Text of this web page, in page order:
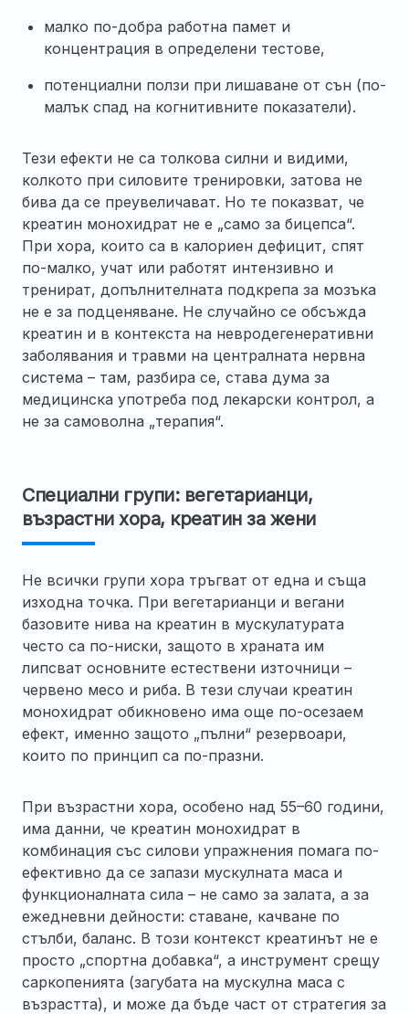
малко по-добра работна памет и
концентрация в определени тестове,
потенциални ползи при лишаване от сън (по-
малък спад на когнитивните показатели).
Тези ефекти не са толкова силни и видими,
колкото при силовите тренировки, затова не
бива да се преувеличават. Но те показват, че
креатин монохидрат не е „само за бицепса“.
При хора, които са в калориен дефицит, спят
по-малко, учат или работят интензивно и
тренират, допълнителната подкрепа за мозъка
не е за подценяване. Не случайно се обсъжда
креатин и в контекста на невродегенеративни
заболявания и травми на централната нервна
система – там, разбира се, става дума за
медицинска употреба под лекарски контрол, а
не за самоволна „терапия“.
Специални групи: вегетарианци,
възрастни хора, креатин за жени
Не всички групи хора тръгват от една и съща
изходна точка. При вегетарианци и вегани
базовите нива на креатин в мускулатурата
често са по-ниски, защото в храната им
липсват основните естествени източници –
червено месо и риба. В тези случаи креатин
монохидрат обикновено има още по-осезаем
ефект, именно защото „пълни“ резервоари,
които по принцип са по-празни.
При възрастни хора, особено над 55–60 години,
има данни, че креатин монохидрат в
комбинация със силови упражнения помага по-
ефективно да се запази мускулната маса и
функционалната сила – не само за залата, а за
ежедневни дейности: ставане, качване по
стълби, баланс. В този контекст креатинът не е
просто „спортна добавка“, а инструмент срещу
саркопенията (загубата на мускулна маса с
възрастта), и може да бъде част от стратегия за